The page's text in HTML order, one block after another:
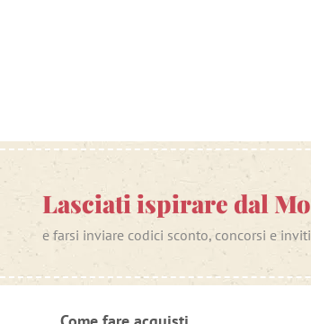
Lasciati ispirare dal
e farsi inviare codici sconto, concorsi e